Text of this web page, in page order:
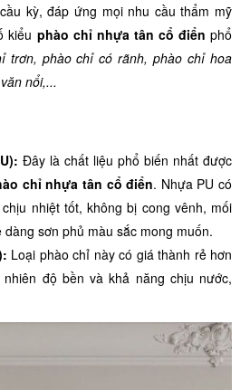
kỳ, đáp ứng mọi nhu cầu thẩm mỹ
kiểu phào chỉ nhựa tân cổ điểnphổ
trơn, phào chỉ có rãnh, phào chỉ hoa
nổi,...
Đây là chất liệu phổ biến nhất được
chỉ nhựa tân cổ điển. Nhựa PU có
nhiệt tốt, không bị cong vênh, mối
sơn phủ màu sắc mong muốn.
Loại phào chỉ này có giá thành rẻ hơn
độ bền và khả năng chịu nước,